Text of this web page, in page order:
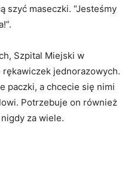
szyć maseczki. “Jesteśmy
Szpital Miejski w
jednorazowych.
paczki, a chcecie się nimi
Potrzebuje on również
za wiele.